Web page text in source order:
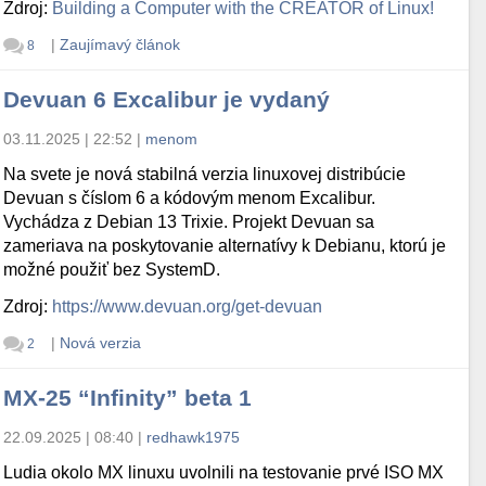
Zdroj: Building a Computer with the CREATOR of Linux!
8 | Zaujímavý článok
Devuan 6 Excalibur je vydaný
03.11.2025 | 22:52 | menom
Na svete je nová stabilná verzia linuxovej distribúcie
Devuan s číslom 6 a kódovým menom Excalibur.
Vychádza z Debian 13 Trixie. Projekt Devuan sa
zameriava na poskytovanie alternatívy k Debianu, ktorú je
možné použiť bez SystemD.
Zdroj: https://www.devuan.org/get-devuan
2 | Nová verzia
MX-25 “Infinity” beta 1
22.09.2025 | 08:40 | redhawk1975
Ludia okolo MX linuxu uvolnili na testovanie prvé ISO MX